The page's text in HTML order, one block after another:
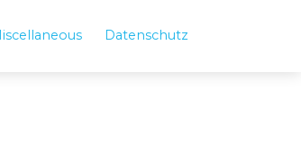
Datenschutz